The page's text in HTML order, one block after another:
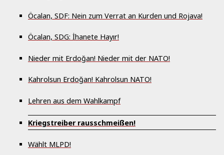
Öcalan, SDF: Nein zum Verrat an Kurden und Rojava!
Öcalan, SDG: İhanete Hayır!
Nieder mit Erdoğan! Nieder mit der NATO!
Kahrolsun Erdoğan! Kahrolsun NATO!
Lehren aus dem Wahlkampf
Kriegstreiber rausschmeißen!
Wählt MLPD!